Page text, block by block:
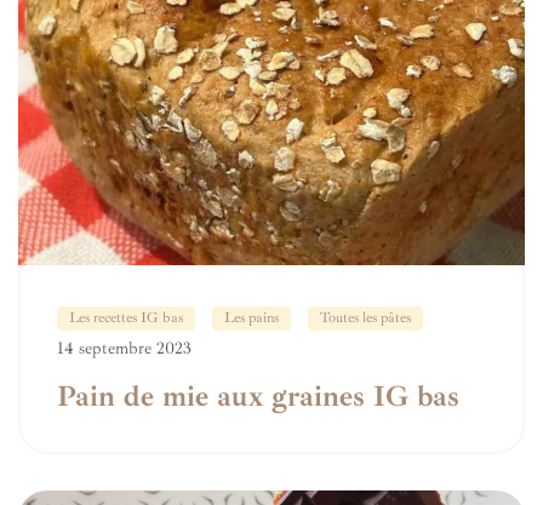
Les recettes IG bas Les pains Toutes les pâtes
14 septembre 2023
Pain de mie aux graines IG bas